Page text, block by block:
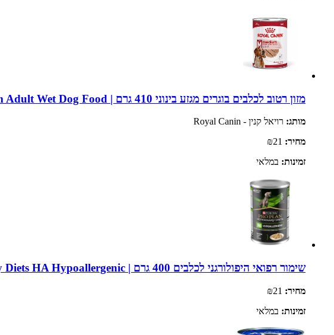
מזון רטוב לכלבים בוגרים מגזע בינוני 410 גרם | Royal Canin Medium Adult Wet Dog Food
מותג: רויאל קנין - Royal Canin
מחיר:
זמינות: במלאי
שימור רפואי היפולורגני לכלבים 400 גרם | Purina Pro Plan Veterinary Diets HA Hypoallergenic
מחיר:
זמינות: במלאי